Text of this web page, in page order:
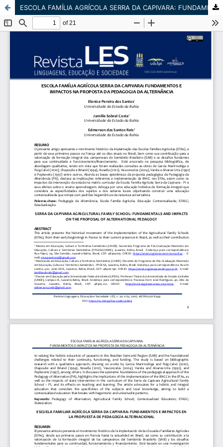
ESCOLA FAMÍLIA AGRÍCOLA SERRA DA CAPIVARA: FUNDAMENTOS E IMPACTOS NA PROPOSTA DA PEDAGOGIA DA ALTERNÂNCIA